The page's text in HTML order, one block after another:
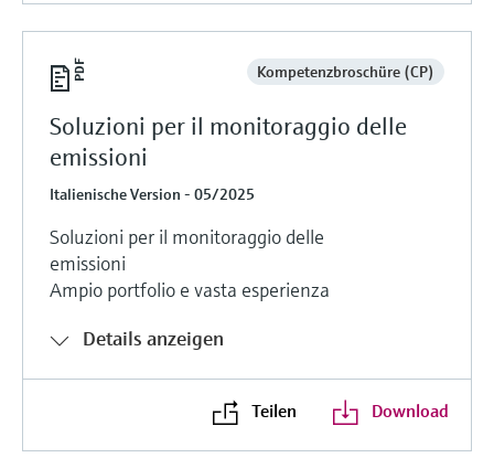
Kompetenzbroschüre (CP)
Soluzioni per il monitoraggio delle
emissioni
Italienische Version - 05/2025
Soluzioni per il monitoraggio delle
emissioni
Ampio portfolio e vasta esperienza
Details anzeigen
Teilen Download